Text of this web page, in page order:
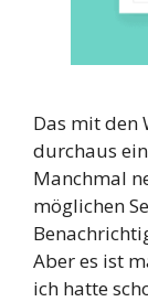
Das mit den
durchaus
Manchmal
möglichen
Aber es ist
ich hatte